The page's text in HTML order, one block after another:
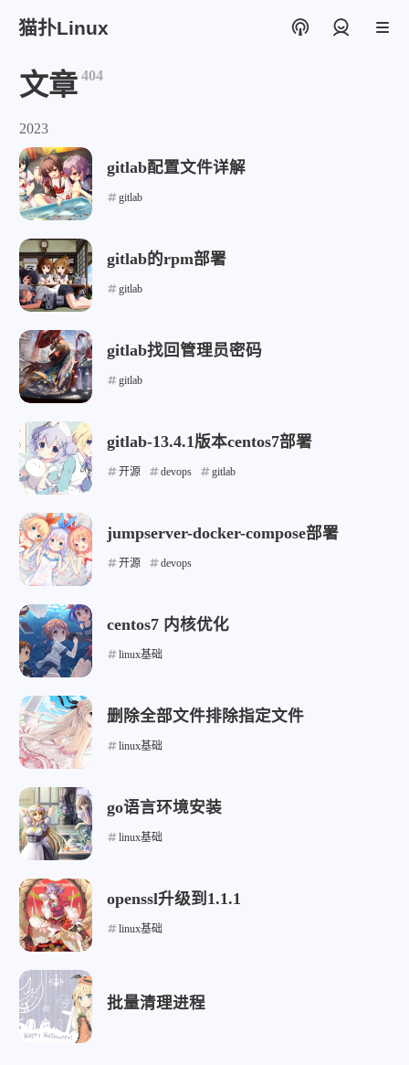
微信
猫扑Linux
文章 404
2023
gitlab配置文件详解
gitlab
gitlab的rpm部署
gitlab
gitlab找回管理员密码
gitlab
gitlab-13.4.1版本centos7部署
开源 devops gitlab
jumpserver-docker-compose部署
开源 devops
centos7 内核优化
linux基础
删除全部文件排除指定文件
linux基础
go语言环境安装
linux基础
openssl升级到1.1.1
linux基础
批量清理进程